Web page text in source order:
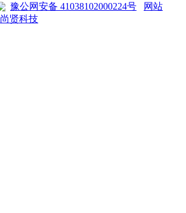
豫公网安备 41038102000224号
网站
尚贤科技